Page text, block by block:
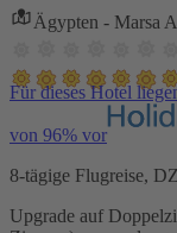
Ägypten - Marsa
Für dieses Hotel
von 96% vor
8-tägige Flugreise,
Upgrade auf